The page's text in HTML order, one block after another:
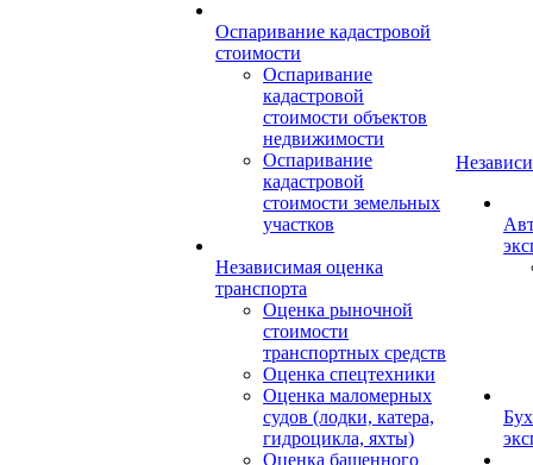
Оспаривание кадастровой
стоимости
Оспаривание
кадастровой
стоимости объектов
недвижимости
Оспаривание
кадастровой
стоимости земельных
участков
Независимая оценка
транспорта
Оценка рыночной
стоимости
транспортных средств
Оценка спецтехники
Оценка маломерных
судов (лодки, катера,
гидроцикла, яхты)
Оценка башенного